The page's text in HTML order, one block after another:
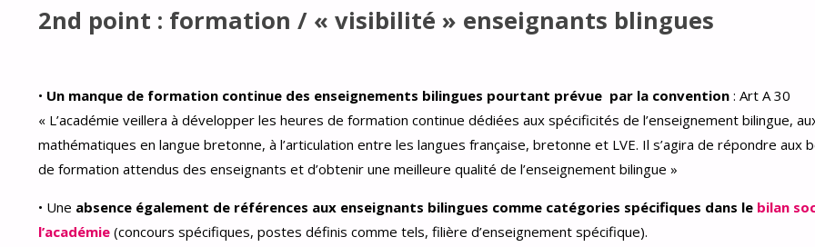
2nd point : formation / « visibilité » enseignants blingues
• Un manque de formation continue des enseignements bilingues pourtant prévue par la convention : Art A 30
« L’académie veillera à développer les heures de formation continue dédiées aux spécificités de l’enseignement bilingue,
mathématiques en langue bretonne, à l’articulation entre les langues française, bretonne et LVE. Il s’agira de répondre aux
de formation attendus des enseignants et d’obtenir une meilleure qualité de l’enseignement bilingue »
• Une absence également de références aux enseignants bilingues comme catégories spécifiques dans le bilan
l’académie (concours spécifiques, postes définis comme tels, filière d’enseignement spécifique).